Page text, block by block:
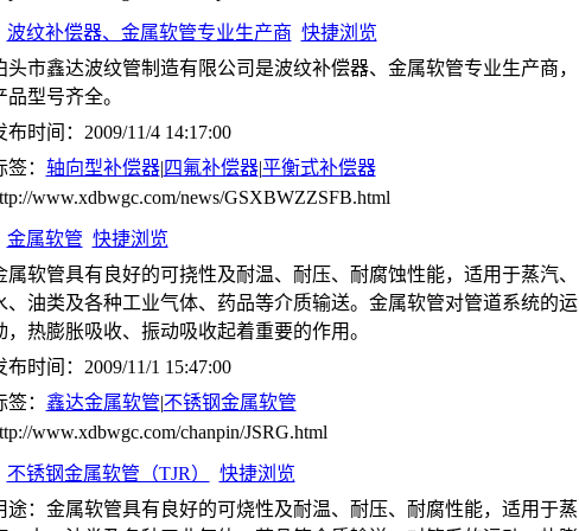
波纹补偿器、金属软管专业生产商 快捷浏览
头市鑫达波纹管制造有限公司是波纹补偿器、金属软管专业生产商，
品型号齐全。
布时间：2009/11/4 14:17:00
签： 轴向型补偿器|四氟补偿器|平衡式补偿器
www.xdbwgc.com/news/GSXBWZZSFB.html
金属软管 快捷浏览
属软管具有良好的可挠性及耐温、耐压、耐腐蚀性能，适用于蒸汽、
、油类及各种工业气体、药品等介质输送。金属软管对管道系统的运
，热膨胀吸收、振动吸收起着重要的作用。
布时间：2009/11/1 15:47:00
签： 鑫达金属软管|不锈钢金属软管
www.xdbwgc.com/chanpin/JSRG.html
不锈钢金属软管（TJR）
快捷浏览
途：金属软管具有良好的可烧性及耐温、耐压、耐腐性能，适用于蒸